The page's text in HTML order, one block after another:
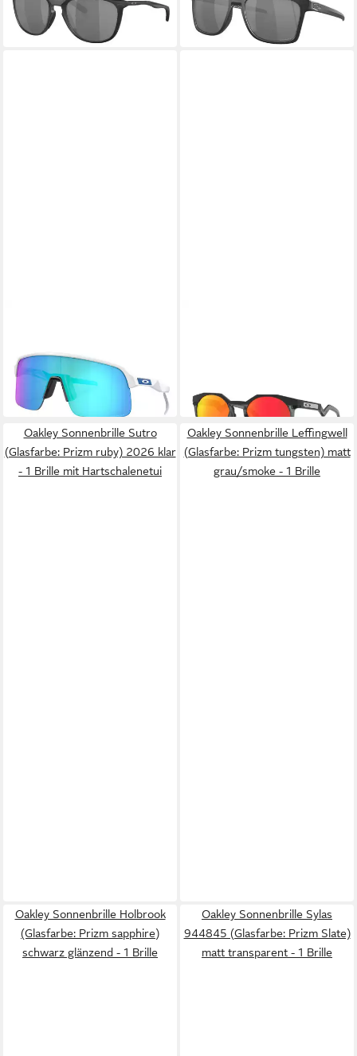
-14%
in 3-4 Werktagen bei dir
-18%
in 3-4 Werktagen bei dir
weiss matt - 1 Brille mit
164,89 € UVP188,00 €
-12%
in 3-4 Werktagen bei dir in 3-4 Werktagen bei dir
Oakley Sonnenbrille Sutro
(Glasfarbe: Prizm ruby) 2026 klar
- 1 Brille mit Hartschalenetui
Oakley Sonnenbrille Leffingwell
(Glasfarbe: Prizm tungsten) matt
grau/smoke - 1 Brille
Oakley Sonnenbrille Holbrook
(Glasfarbe: Prizm sapphire)
schwarz glänzend - 1 Brille
Oakley Sonnenbrille Sylas
944845 (Glasfarbe: Prizm Slate)
matt transparent - 1 Brille